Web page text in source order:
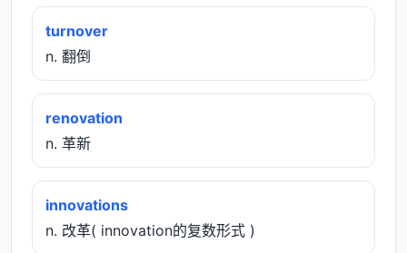
turnover
n. 翻倒
renovation
n. 革新
innovations
n. 改革( innovation的复数形式 )